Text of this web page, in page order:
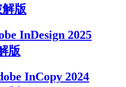
解版
InDesign 2025
版
InCopy 2024